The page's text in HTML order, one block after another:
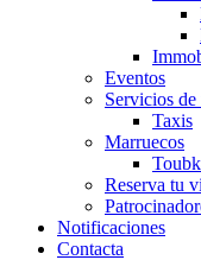
Eventos
Servicios de
Taxis
Marruecos
Reserva tu
Notificaciones
Contacta